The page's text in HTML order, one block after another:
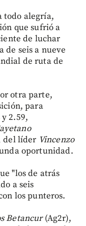
todo alegría,
que sufrió a
de luchar
de seis a nueve
de ruta de
otra parte,
para
2.59,
del líder Vincenzo
oportunidad.
"los de atrás
a seis
los punteros.
Betancur(Ag2r),